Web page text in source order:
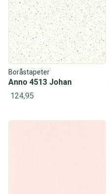
Boråstapeter
Anno 4513 Johan
124,95